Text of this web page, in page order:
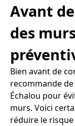
Avant
des
Bien avant de
recommande
Échalou pour
murs. Voici
réduire le